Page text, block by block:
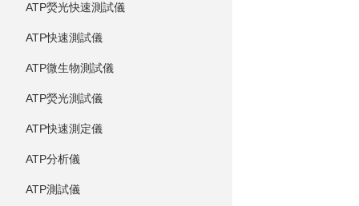
ATP熒光快速測試儀
ATP快速測試儀
ATP微生物測試儀
ATP熒光測試儀
ATP快速測定儀
ATP分析儀
ATP測試儀